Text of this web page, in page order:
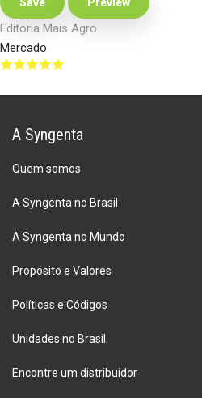
Editoria Mais Agro
Mercado
A Syngenta
Quem somos
A Syngenta no Brasil
A Syngenta no Mundo
Propósito e Valores
Políticas e Códigos
Unidades no Brasil
Encontre um distribuidor